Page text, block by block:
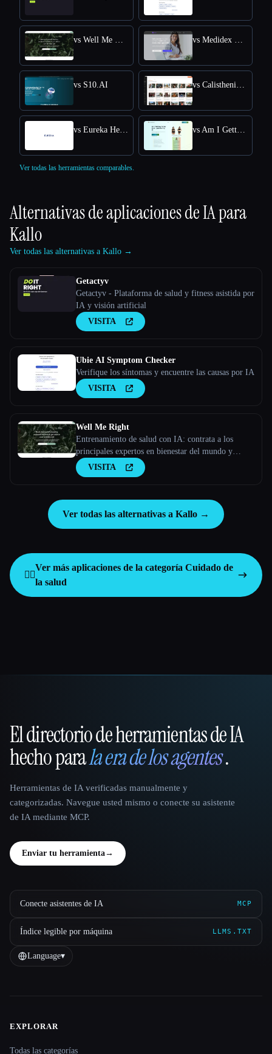
vs S10.AI
Ver todas las herramientas comparables.
Alternativas de aplicaciones de IA para
Kallo
Ver todas las alternativas a Kallo →
Getactyv
Getactyv - Plataforma de salud y fitness asistida por
IA y visión artificial
VISITA
Ubie AI Symptom Checker
Verifique los síntomas y encuentre las causas por IA
VISITA
Well Me Right
Entrenamiento de salud con IA: contrata a los
principales expertos en bienestar del mundo y
recibe consejos a través de una videollamada
VISITA
Ver todas las alternativas a Kallo →
👩‍⚕️
Ver más aplicaciones de la categoría Cuidado de
la salud
That AI Collection
El directorio de herramientas de IA
hecho parala era de los agentes.
Herramientas de IA verificadas manualmente y
categorizadas. Navegue usted mismo o conecte su asistente
de IA mediante MCP.
Enviar tu herramienta→
Conecte asistentes de IA MCP
Índice legible por máquina LLMS.TXT
Language▾
Site navigation
EXPLORAR
Todas las categorías